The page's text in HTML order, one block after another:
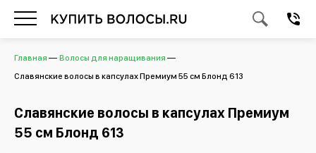
Главная
Волосы для наращивания
Славянские волосы в капсулах Премиум 55 см Блонд 613
Славянские волосы в капсулах Премиум
55 см Блонд 613